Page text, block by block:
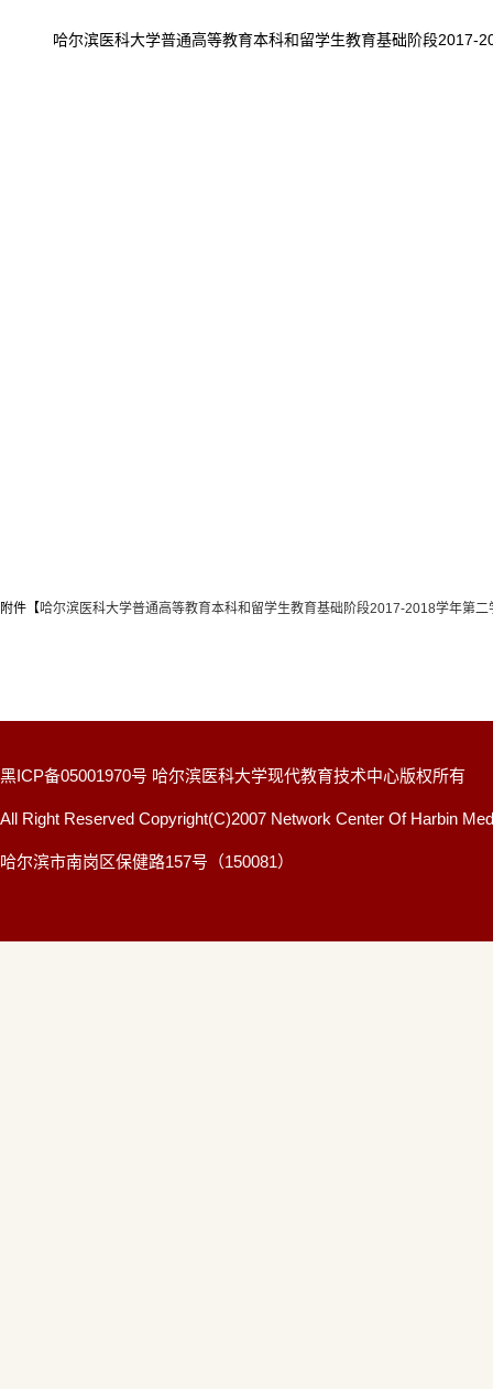
哈尔滨医科大学普通高等教育本科和留学生教育基础阶段2017-
附件【哈尔滨医科大学普通高等教育本科和留学生教育基础阶段2017-2018学年第二
黑ICP备05001970号 哈尔滨医科大学现代教育技术中心版权所有
All Right Reserved Copyright(C)2007 Network Center Of Harbin
哈尔滨市南岗区保健路157号（150081）